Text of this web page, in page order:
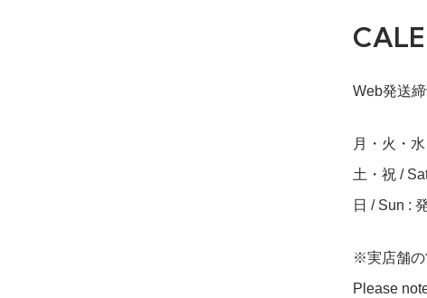
Web発送
月・火・
土・祝 /
日 / Sun :
※実店舗の
Please